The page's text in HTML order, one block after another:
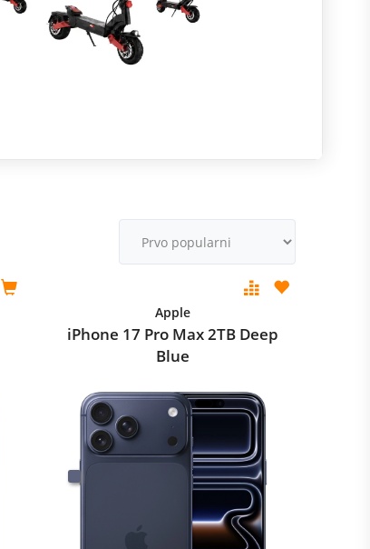
Apple
iPhone 17 Pro Max 2TB Deep
Blue